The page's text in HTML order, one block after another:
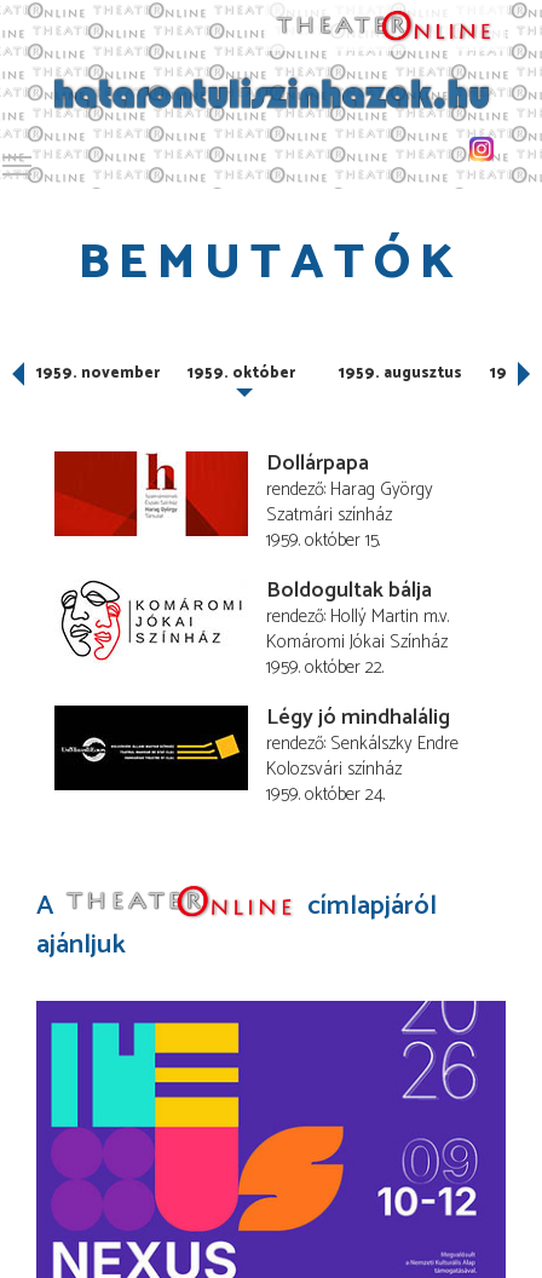
Toggle main menu visibility
BEMUTATÓK
1959. november 1959. október 1959. augusztus 1959.
Dollárpapa
rendező Harag György
Szatmári színház
1959. október 15.
Boldogultak bálja
rendező Hollý Martin m.v.
Komáromi Jókai Színház
1959. október 22.
Légy jó mindhalálig
rendező Senkálszky Endre
Kolozsvári színház
1959. október 24.
A
címlapjáról
ajánljuk